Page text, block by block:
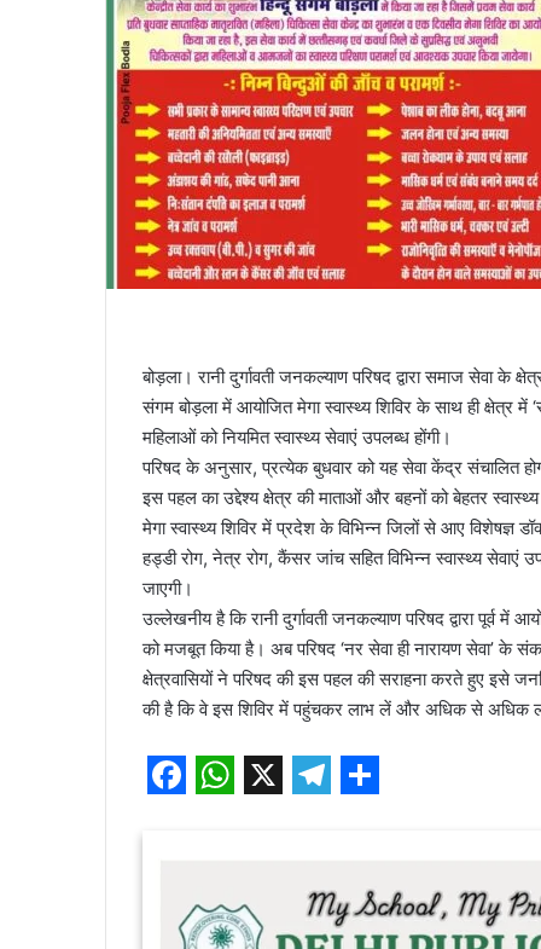
बोड़ला। रानी दुर्गावती जनकल्याण परिषद द्वारा समाज सेवा के
संगम बोड़ला में आयोजित मेगा स्वास्थ्य शिविर के साथ ही क्षेत्र
महिलाओं को नियमित स्वास्थ्य सेवाएं उपलब्ध होंगी।
परिषद के अनुसार, प्रत्येक बुधवार को यह सेवा केंद्र संचालित
इस पहल का उद्देश्य क्षेत्र की माताओं और बहनों को बेहतर
मेगा स्वास्थ्य शिविर में प्रदेश के विभिन्न जिलों से आए विशेषज्ञ
हड्डी रोग, नेत्र रोग, कैंसर जांच सहित विभिन्न स्वास्थ्य सेवाएं
जाएगी।
उल्लेखनीय है कि रानी दुर्गावती जनकल्याण परिषद द्वारा पूर्व
को मजबूत किया है। अब परिषद ‘नर सेवा ही नारायण सेवा’ के
क्षेत्रवासियों ने परिषद की इस पहल की सराहना करते हुए इसे
की है कि वे इस शिविर में पहुंचकर लाभ लें और अधिक से अधिक
t
e
a
r